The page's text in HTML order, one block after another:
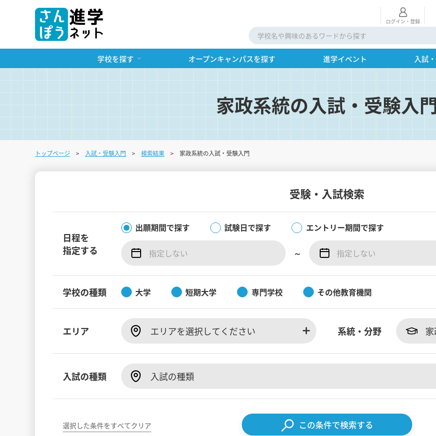
ログイン・登録
学校を探す オープンキャンパスを探す 進学イベント 入試
家政系統の入試・受験入
トップページ 入試・受験入門 検索結果 家政系統の入試・受験入門
受験・入試検索
日程を
指定する
出願期間で探す 試験日で探す エントリー期間で探す
～
学校の種類 大学 短期大学 専門学校 その他教育機関
エリア エリアを選択してください 系統・分野
入試の種類 入試の種類
この条件で検索する
選択した条件をすべてクリア